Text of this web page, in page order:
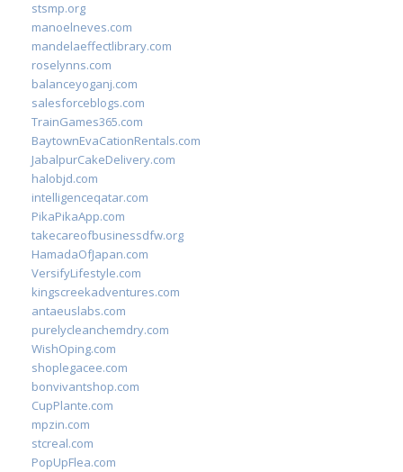
stsmp.org
manoelneves.com
mandelaeffectlibrary.com
roselynns.com
balanceyoganj.com
salesforceblogs.com
TrainGames365.com
BaytownEvaCationRentals.com
JabalpurCakeDelivery.com
halobjd.com
intelligenceqatar.com
PikaPikaApp.com
takecareofbusinessdfw.org
HamadaOfJapan.com
VersifyLifestyle.com
kingscreekadventures.com
antaeuslabs.com
purelycleanchemdry.com
WishOping.com
shoplegacee.com
bonvivantshop.com
CupPlante.com
mpzin.com
stcreal.com
PopUpFlea.com